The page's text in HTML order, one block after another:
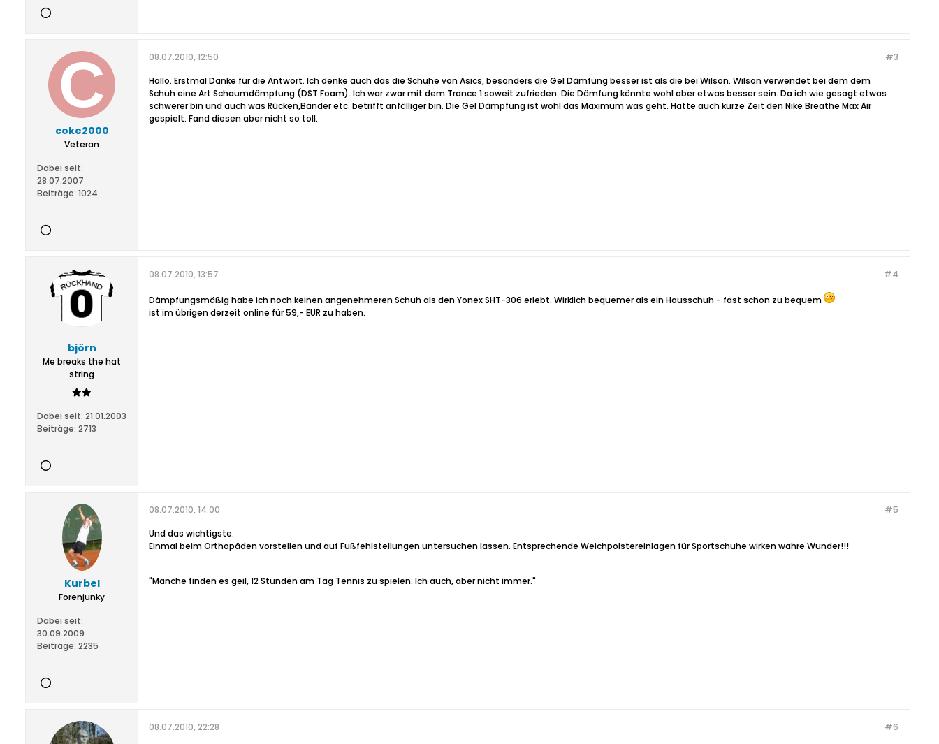
coke2000
Veteran
Dabei seit:
28.07.2007
Beiträge: 1024
#3
08.07.2010, 12:50
Hallo. Erstmal Danke für die Antwort. Ich denke auch das die Schuhe von Asics, besonders die Gel Dämfung besser ist als die bei Wilson. Wilson verwendet bei dem dem
Schuh eine Art Schaumdämpfung (DST Foam). Ich war zwar mit dem Trance 1 soweit zufrieden. Die Dämfung könnte wohl aber etwas besser sein. Da ich wie gesagt etwas
schwerer bin und auch was Rücken,Bänder etc. betrifft anfälliger bin. Die Gel Dämpfung ist wohl das Maximum was geht. Hatte auch kurze Zeit den Nike Breathe Max Air
gespielt. Fand diesen aber nicht so toll.
björn
Me breaks the hat
string
Dabei seit: 21.01.2003
Beiträge: 2713
#4
08.07.2010, 13:57
Dämpfungsmäßig habe ich noch keinen angenehmeren Schuh als den Yonex SHT-306 erlebt. Wirklich bequemer als ein Hausschuh - fast schon zu bequem
ist im übrigen derzeit online für 59,- EUR zu haben.
Kurbel
Forenjunky
Dabei seit:
30.09.2009
Beiträge: 2235
#5
08.07.2010, 14:00
Und das wichtigste:
Einmal beim Orthopäden vorstellen und auf Fußfehlstellungen untersuchen lassen. Entsprechende Weichpolstereinlagen für Sportschuhe wirken wahre Wunder!!!
"Manche finden es geil, 12 Stunden am Tag Tennis zu spielen. Ich auch, aber nicht immer."
#6
08.07.2010, 22:28